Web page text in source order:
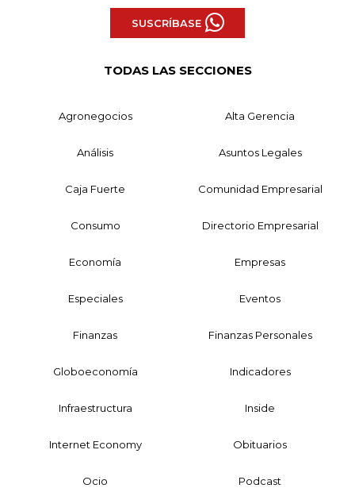
SUSCRÍBASE
TODAS LAS SECCIONES
Agronegocios Alta Gerencia
Análisis Asuntos Legales
Caja Fuerte Comunidad Empresarial
Consumo Directorio Empresarial
Economía Empresas
Especiales Eventos
Finanzas Finanzas Personales
Globoeconomía Indicadores
Infraestructura Inside
Internet Economy Obituarios
Ocio Podcast